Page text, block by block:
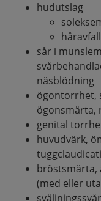
hudutslag
håravfall
sår i
näsblödning
ögontorrhet,
ögonsmärta,
genital
huvudvärk,
bröstsmärta,
(med eller